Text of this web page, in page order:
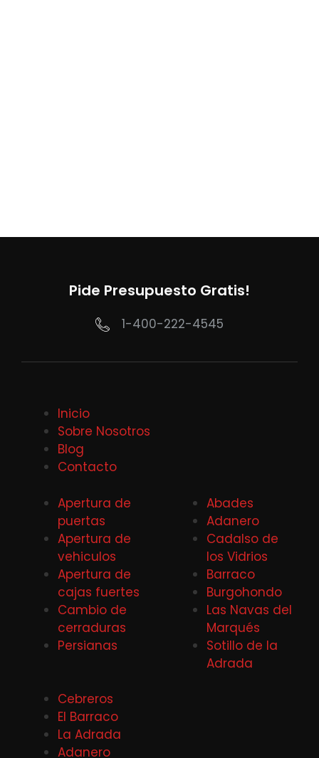
Pide Presupuesto Gratis!
1-400-222-4545
Inicio
Sobre Nosotros
Blog
Contacto
Apertura de
puertas
Apertura de
vehiculos
Apertura de
cajas fuertes
Cambio de
cerraduras
Persianas
Abades
Adanero
Cadalso de
los Vidrios
Barraco
Burgohondo
Las Navas del
Marqués
Sotillo de la
Adrada
Cebreros
El Barraco
La Adrada
Adanero